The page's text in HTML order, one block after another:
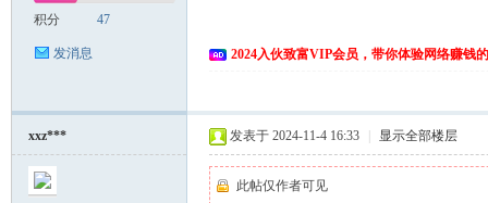
积分 47
发消息 2024入伙致富VIP会员，带你体验网络赚钱
xxz*** 发表于 2024-11-4 16:33 显示全部楼层
此帖仅作者可见